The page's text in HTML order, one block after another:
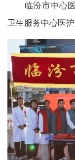
临汾市中心医
卫生服务中心医